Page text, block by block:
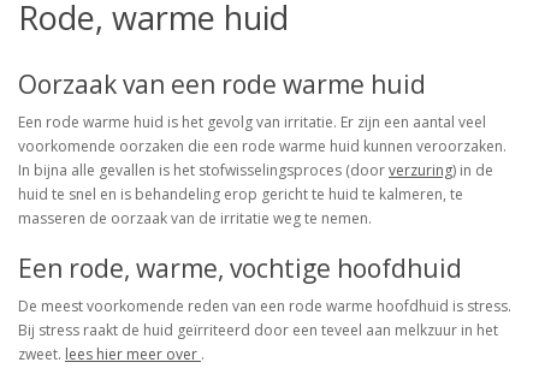
Rode, warme huid
Oorzaak van een rode warme huid
Een rode warme huid is het gevolg van irritatie. Er zijn een aantal veel
voorkomende oorzaken die een rode warme huid kunnen veroorzaken.
In bijna alle gevallen is het stofwisselingsproces (doorverzuring) in de
huid te snel en is behandeling erop gericht te huid te kalmeren, te
masseren de oorzaak van de irritatie weg te nemen.
Een rode, warme, vochtige hoofdhuid
De meest voorkomende reden van een rode warme hoofdhuid is stress.
Bij stress raakt de huid geïrriteerd door een teveel aan melkzuur in het
zweet. lees hier meer over .